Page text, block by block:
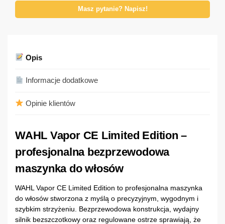
Masz pytanie? Napisz!
Opis
Informacje dodatkowe
Opinie klientów
WAHL Vapor CE Limited Edition –
profesjonalna bezprzewodowa
maszynka do włosów
WAHL Vapor CE Limited Edition to profesjonalna maszynka
do włosów stworzona z myślą o precyzyjnym, wygodnym i
szybkim strzyżeniu. Bezprzewodowa konstrukcja, wydajny
silnik bezszczotkowy oraz regulowane ostrze sprawiają, że